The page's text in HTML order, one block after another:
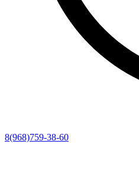
8(968)759-38-60